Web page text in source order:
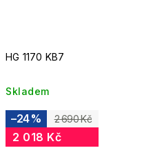
HG 1170 KB7
Skladem
2 690 Kč
–24 %
2 018 Kč